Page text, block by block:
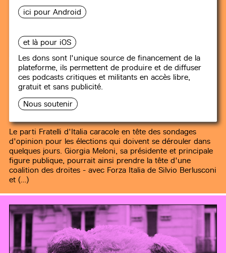
ici pour Android
et là pour iOS
Les dons sont l'unique source de financement de la
plateforme, ils permettent de produire et de diffuser
ces podcasts critiques et militants en accès libre,
gratuit et sans publicité.
Nous soutenir
MINUIT DANS LE SIÈCLE
#11Fratelli d’Italia : qui sont les
néofascistes aux portes du
pouvoir ?
Le parti Fratelli d'Italia caracole en tête des sondages
d'opinion pour les élections qui doivent se dérouler dans
quelques jours. Giorgia Meloni, sa présidente et principale
figure publique, pourrait ainsi prendre la tête d'une
coalition des droites - avec Forza Italia de Silvio Berlusconi
et (…)